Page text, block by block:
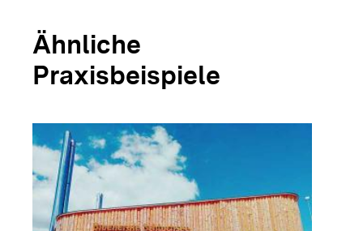
Ähnliche
Praxisbeispiele